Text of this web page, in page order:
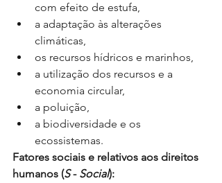
com efeito de estufa,
a adaptação às alterações
climáticas,
os recursos hídricos e marinhos,
a utilização dos recursos e a
economia circular,
a poluição,
a biodiversidade e os
ecossistemas.
Fatores sociais e relativos aos direitos
humanos (S - Social):